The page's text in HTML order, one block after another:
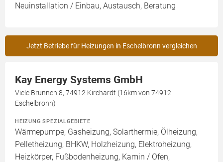
Neuinstallation / Einbau, Austausch, Beratung
Jetzt Betriebe für Heizungen in Eschelbronn vergleichen
Kay Energy Systems GmbH
Viele Brunnen 8, 74912 Kirchardt (16km von 74912
Eschelbronn)
HEIZUNG SPEZIALGEBIETE
Wärmepumpe, Gasheizung, Solarthermie, Ölheizung,
Pelletheizung, BHKW, Holzheizung, Elektroheizung,
Heizkörper, Fußbodenheizung, Kamin / Ofen,